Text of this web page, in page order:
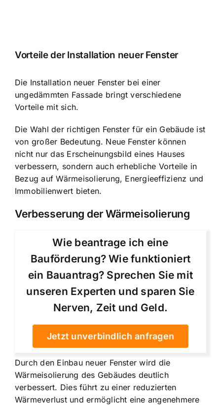
Vorteile der Installation neuer Fenster
Die Installation neuer Fenster bei einer
ungedämmten Fassade bringt verschiedene
Vorteile mit sich.
Die Wahl der richtigen Fenster für ein Gebäude ist
von großer Bedeutung. Neue Fenster können
nicht nur das Erscheinungsbild eines Hauses
verbessern, sondern auch erhebliche Vorteile in
Bezug auf Wärmeisolierung, Energieeffizienz und
Immobilienwert bieten.
Verbesserung der Wärmeisolierung
Wie beantrage ich eine
Bauförderung? Wie funktioniert
ein Bauantrag? Sprechen Sie mit
unseren Experten und sparen Sie
Nerven, Zeit und Geld.
Jetzt unverbindlich anfragen
Durch den Einbau neuer Fenster wird die
Wärmeisolierung des Gebäudes deutlich
verbessert. Dies führt zu einer reduzierten
Wärmeverlust und ermöglicht eine angenehmere